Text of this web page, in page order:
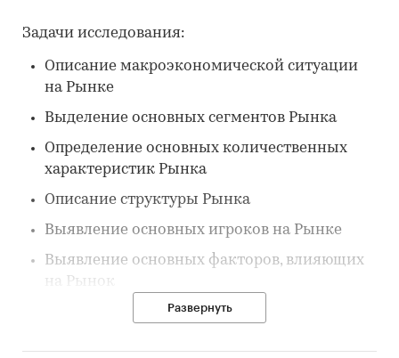
Задачи исследования:
Описание макроэкономической ситуации
на Рынке
Выделение основных сегментов Рынка
Определение основных количественных
характеристик Рынка
Описание структуры Рынка
Выявление основных игроков на Рынке
Выявление основных факторов, влияющих
на Рынок
Выявление основных тенденций Рынка
Развернуть